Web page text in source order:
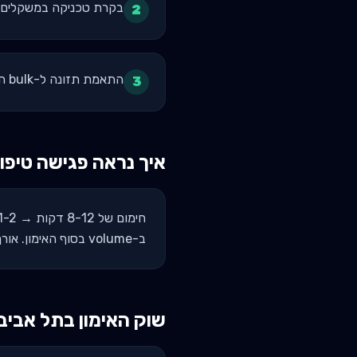
2 בקרת טכניקה
3 התאמת תזונה ל-bulk הדרגתי - מינימום שומן, מקסימום שריר
איך נראה פגישה
ב-volume בסוף האימון. אורך טיפוסי: 60-75 דקות.
שוק האימון בתל